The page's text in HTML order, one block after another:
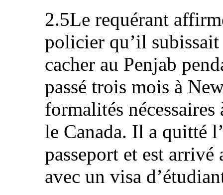
2.5Le requérant
policier qu’il
cacher au Penjab
passé trois mois à
formalités
le Canada. Il a quitté
passeport et est
avec un visa